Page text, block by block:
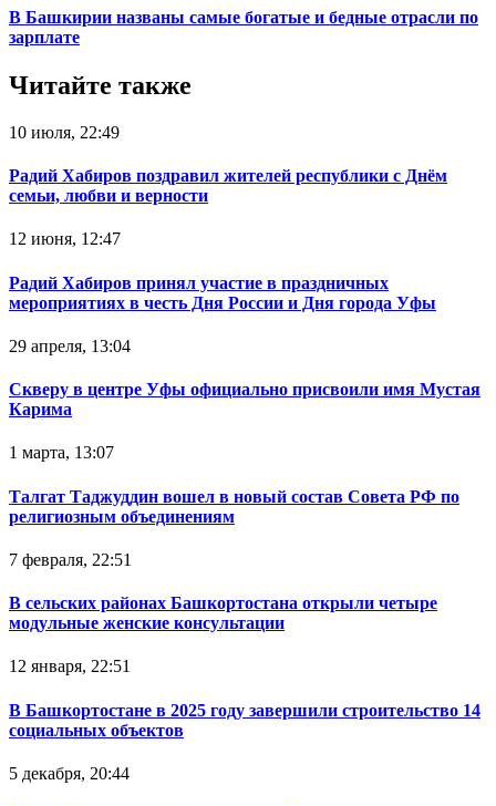
В Башкирии названы самые богатые и бедные отрасли по
зарплате
Читайте также
10 июля, 22:49
Радий Хабиров поздравил жителей республики с Днём
семьи, любви и верности
12 июня, 12:47
Радий Хабиров принял участие в праздничных
мероприятиях в честь Дня России и Дня города Уфы
29 апреля, 13:04
Скверу в центре Уфы официально присвоили имя Мустая
Карима
1 марта, 13:07
Талгат Таджуддин вошел в новый состав Совета РФ по
религиозным объединениям
7 февраля, 22:51
В сельских районах Башкортостана открыли четыре
модульные женские консультации
12 января, 22:51
В Башкортостане в 2025 году завершили строительство 14
социальных объектов
5 декабря, 20:44